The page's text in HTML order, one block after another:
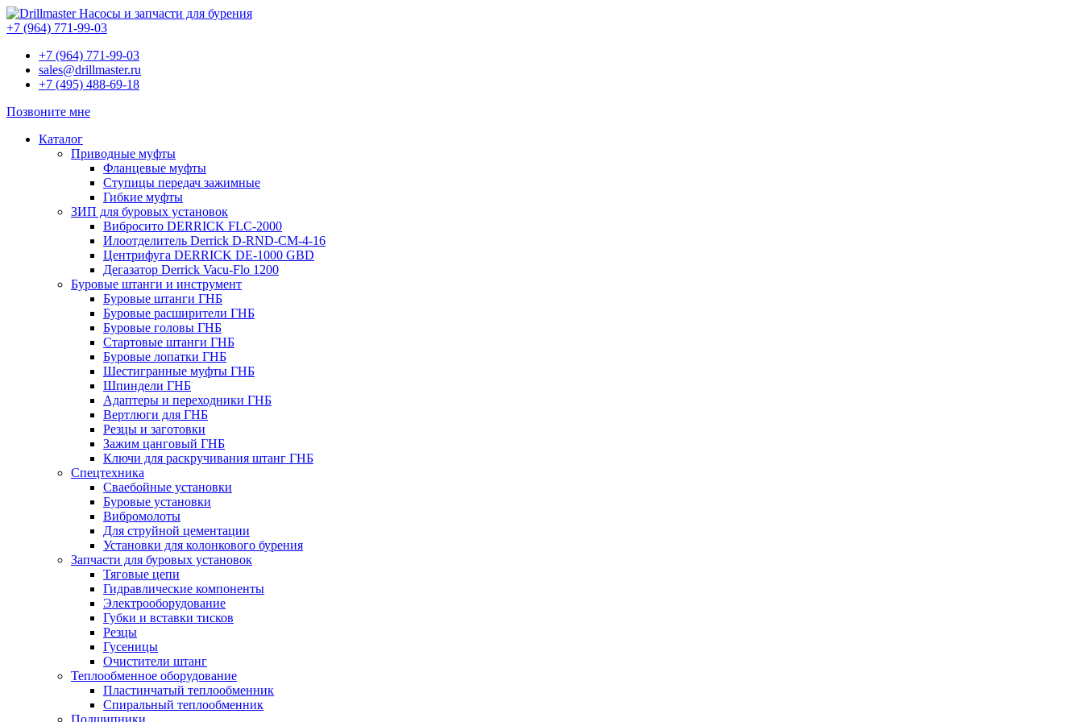
Насосы и запчасти для бурения
+7 (964) 771-99-03
+7 (964) 771-99-03
sales@drillmaster.ru
+7 (495) 488-69-18
Позвоните мне
Каталог
Приводные муфты
Фланцевые муфты
Ступицы передач зажимные
Гибкие муфты
ЗИП для буровых установок
Вибросито DERRICK FLC-2000
Илоотделитель Derrick D-RND-CM-4-16
Центрифуга DERRICK DE-1000 GBD
Дегазатор Derrick Vacu-Flo 1200
Буровые штанги и инструмент
Буровые штанги ГНБ
Буровые расширители ГНБ
Буровые головы ГНБ
Стартовые штанги ГНБ
Буровые лопатки ГНБ
Шестигранные муфты ГНБ
Шпиндели ГНБ
Адаптеры и переходники ГНБ
Вертлюги для ГНБ
Резцы и заготовки
Зажим цанговый ГНБ
Ключи для раскручивания штанг ГНБ
Спецтехника
Сваебойные установки
Буровые установки
Вибромолоты
Для струйной цементации
Установки для колонкового бурения
Запчасти для буровых установок
Тяговые цепи
Гидравлические компоненты
Электрооборудование
Губки и вставки тисков
Резцы
Гусеницы
Очистители штанг
Теплообменное оборудование
Пластинчатый теплообменник
Спиральный теплообменник
Подшипники